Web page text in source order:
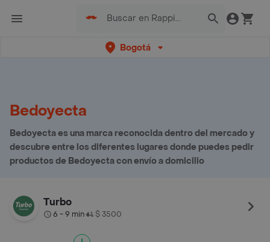
Bogotá
Bedoyecta
Bedoyecta es una marca reconocida dentro del mercado y
descubre entre los diferentes lugares donde puedes pedir
productos de Bedoyecta con envío a domicilio
Turbo
6 - 9 min• $ 3500